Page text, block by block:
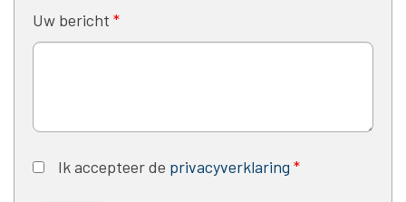
Uw bericht *
Ik accepteer de privacyverklaring *